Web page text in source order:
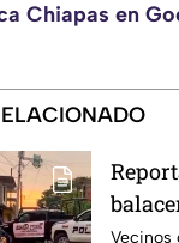
Chiapas en
Vecinos